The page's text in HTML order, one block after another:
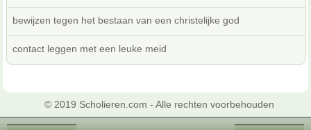
bewijzen tegen het bestaan van een christelijke god
contact leggen met een leuke meid
© 2019 Scholieren.com - Alle rechten voorbehouden